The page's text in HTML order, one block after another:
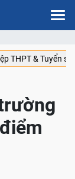
THPT & Tuyển